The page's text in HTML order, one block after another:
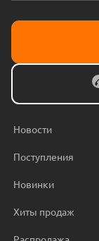
Новости
Поступления
Новинки
Хиты продаж